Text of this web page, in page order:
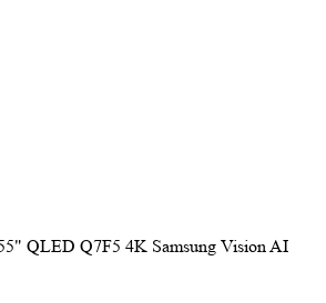
QLED Q7F5 4K Samsung Vision AI